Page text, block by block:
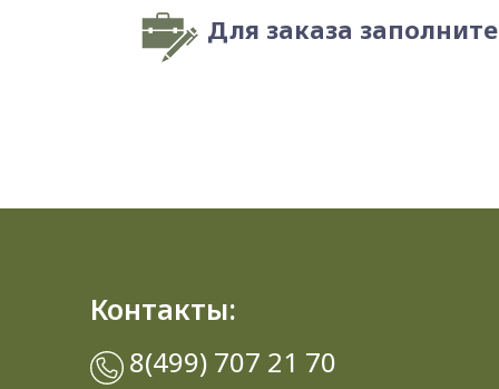
Для заказа
Контакты:
8(499) 707 21 70